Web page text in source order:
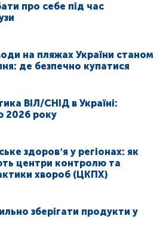
про себе під час
на пляжах України станом
де безпечно купатися
ВІЛ/СНІД в Україні:
2026 року
здоровʼя у регіонах: як
центри контролю та
хвороб (ЦКПХ)
зберігати продукти у